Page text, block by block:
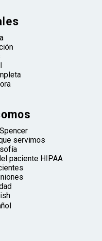
servimos
paciente HIPAA